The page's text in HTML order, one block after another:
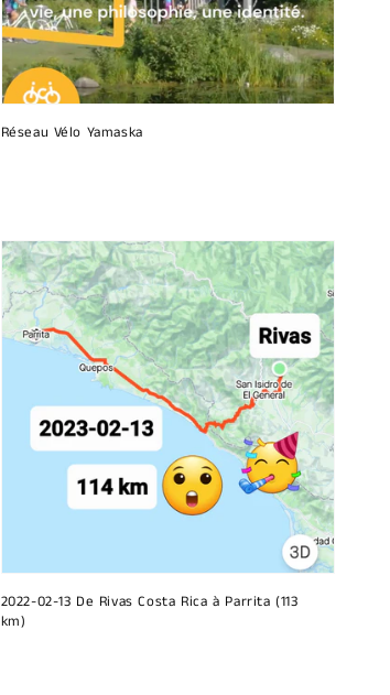
Réseau Vélo Yamaska
2022-02-13 De Rivas Costa Rica à Parrita (113
km)